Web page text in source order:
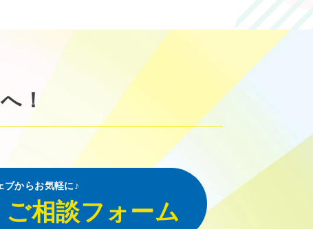
！
ブからお気軽に♪
相談フォーム